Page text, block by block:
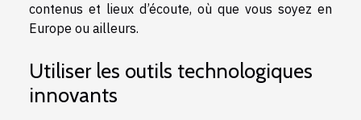
contenus et lieux d’écoute, où que vous soyez en
Europe ou ailleurs.
Utiliser les outils technologiques
innovants